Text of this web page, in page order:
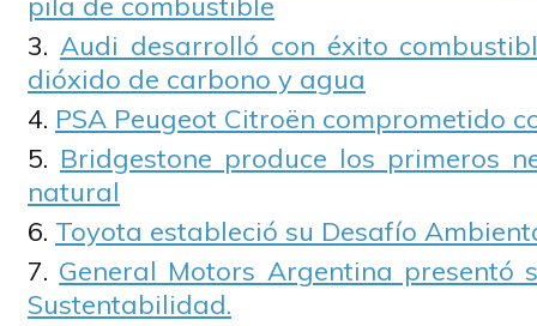
Audi desarrolló con éxito
dióxido de carbono y agua
PSA Peugeot Citroën comprometido
Bridgestone produce los primeros
natural
Toyota estableció su Desafío
General Motors Argentina presentó
Sustentabilidad.